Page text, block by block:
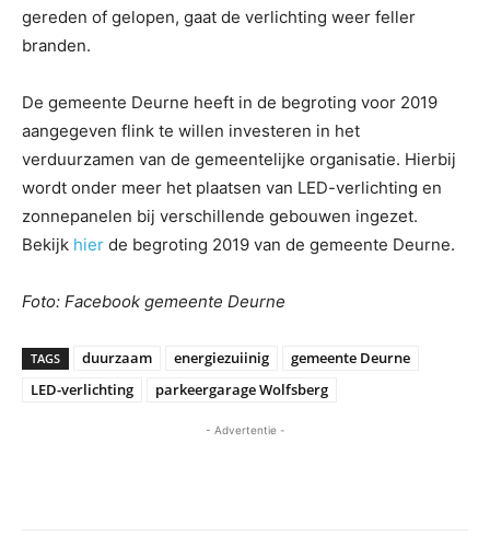
gereden of gelopen, gaat de verlichting weer feller
branden.
De gemeente Deurne heeft in de begroting voor 2019
aangegeven flink te willen investeren in het
verduurzamen van de gemeentelijke organisatie. Hierbij
wordt onder meer het plaatsen van LED-verlichting en
zonnepanelen bij verschillende gebouwen ingezet.
Bekijk hier de begroting 2019 van de gemeente Deurne.
Foto: Facebook gemeente Deurne
TAGS duurzaam energiezuiinig
gemeente Deurne
LED-verlichting
parkeergarage Wolfsberg
- Advertentie -